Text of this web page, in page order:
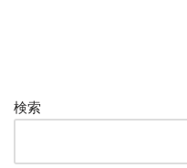
検索